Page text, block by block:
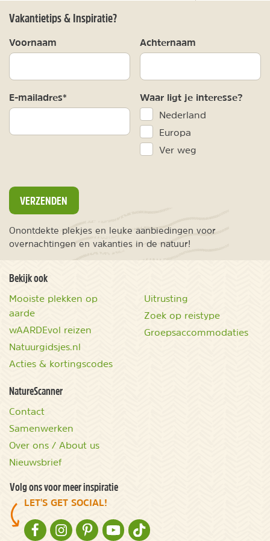
Vakantietips & Inspiratie?
Voornaam Achternaam
E-mailadres* Waar ligt je interesse?
Nederland
Europa
Ver weg
VERZENDEN
Onontdekte plekjes en leuke aanbiedingen voor
overnachtingen en vakanties in de natuur!
Bekijk ook
Mooiste plekken op
aarde
wAARDEvol reizen
Natuurgidsjes.nl
Acties & kortingscodes
Uitrusting
Zoek op reistype
Groepsaccommodaties
NatureScanner
Contact
Samenwerken
Over ons / About us
Nieuwsbrief
Volg ons voor meer inspiratie
LET'S GET SOCIAL!
NATURESCANNER OP FACEBOOK
NATURESCANNER OP INSTAGRAM
NATURESCANNER OP PINTEREST
NATURESCANNER OP YOUTUBE
NATURESCANNER OP TIKTOK